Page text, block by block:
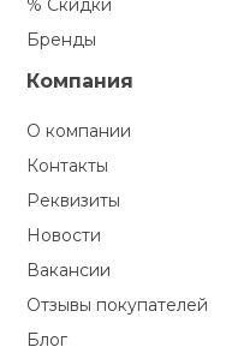
% Скидки
Бренды
Компания
О компании
Контакты
Реквизиты
Новости
Вакансии
Отзывы покупателей
Блог